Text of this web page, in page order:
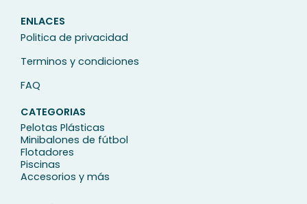
ENLACES
Politica de privacidad
Terminos y condiciones
FAQ
CATEGORIAS
Pelotas Plásticas
Minibalones de fútbol
Flotadores
Piscinas
Accesorios y más